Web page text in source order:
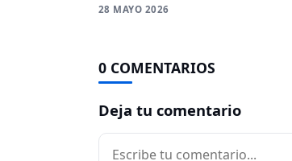
28 MAYO 2026
0 COMENTARIOS
Deja tu comentario
Comentario